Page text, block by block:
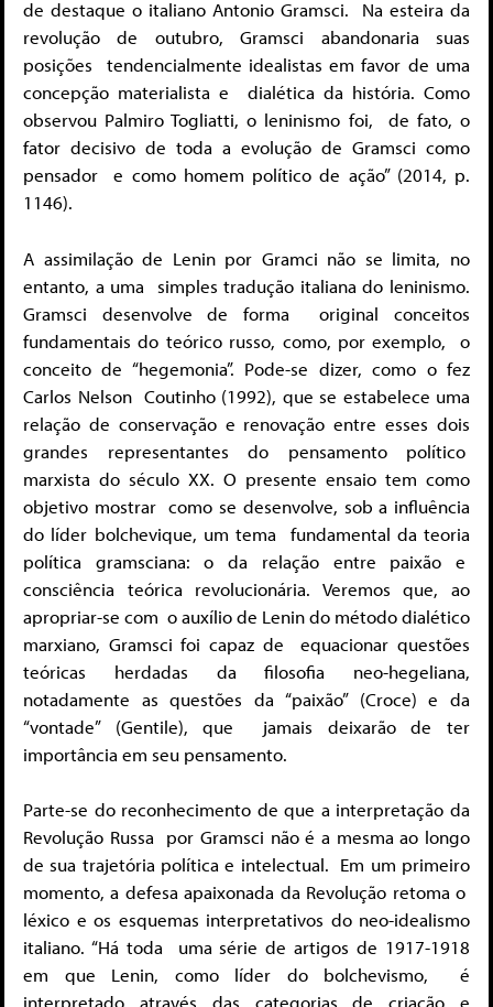
de destaque o italiano Antonio Gramsci. Na esteira da
revolução de outubro, Gramsci abandonaria suas
posições tendencialmente idealistas em favor de uma
concepção materialista e dialética da história. Como
observou Palmiro Togliatti, o leninismo foi, de fato, o
fator decisivo de toda a evolução de Gramsci como
pensador e como homem político de ação” (2014, p.
1146).
A assimilação de Lenin por Gramci não se limita, no
entanto, a uma simples tradução italiana do leninismo.
Gramsci desenvolve de formaoriginal conceitos
fundamentais do teórico russo, como, por exemplo, o
conceito de “hegemonia”. Pode-se dizer, como o fez
Carlos Nelson Coutinho (1992), que se estabelece uma
relação de conservação e renovação entre esses dois
grandes representantes do pensamento político
marxista do século XX. O presente ensaio tem como
objetivo mostrarcomo se desenvolve, sob a influência
do líder bolchevique, um tema fundamental da teoria
política gramsciana: o da relação entre paixão e
consciência teórica revolucionária. Veremos que, ao
apropriar-se com o auxílio de Lenin do método dialético
marxiano, Gramsci foi capaz deequacionar questões
teóricas herdadas da filosofia neo-hegeliana,
notadamente as questões da “paixão” (Croce) e da
“vontade” (Gentile), que jamais deixarão de ter
importância em seu pensamento.
Parte-se do reconhecimento de que a interpretação da
Revolução Russa por Gramsci não é a mesma ao longo
de sua trajetória política e intelectual. Em um primeiro
momento, a defesa apaixonada da Revolução retoma o
léxico e os esquemas interpretativos do neo-idealismo
italiano. “Há toda uma série de artigos de 1917-1918
em que Lenin, como líder do bolchevismo, é
interpretado através das categorias de criação e